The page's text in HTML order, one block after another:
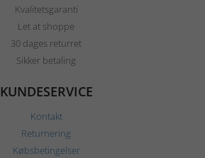
Kvalitetsgaranti
Let at shoppe
30 dages returret
Sikker betaling
KUNDESERVICE
Kontakt
Returnering
Købsbetingelser